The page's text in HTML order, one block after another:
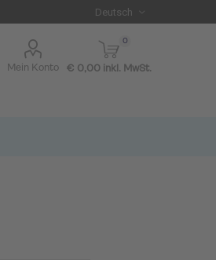
Mein Konto
0
€ 0,00 inkl. MwSt.